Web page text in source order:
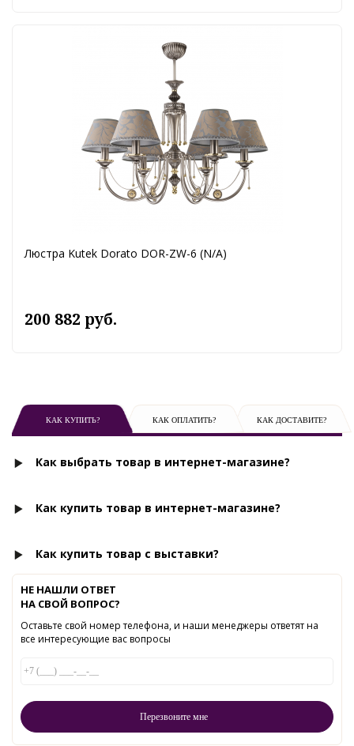
Люстра Kutek Dorato DOR-ZW-6 (N/A)
200 882 руб.
КАК КУПИТЬ? КАК ОПЛАТИТЬ? КАК ДОСТАВИТЕ?
Как выбрать товар в интернет-магазине?
Как купить товар в интернет-магазине?
Как купить товар с выставки?
НЕ НАШЛИ ОТВЕТ
НА СВОЙ ВОПРОС?
Оставьте свой номер телефона, и наши менеджеры ответят на
все интересующие вас вопросы